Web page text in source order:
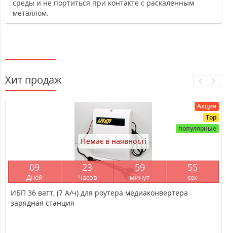
среды и не портиться при контакте с раскаленным
металлом.
Хит продаж
Акция
Top
популярные
Немає в наявності
09
Дней
23
Часов
59
минут
54
сек
ИБП 36 ватт, (7 А/ч) для роутера медиаконвертера
зарядная станция